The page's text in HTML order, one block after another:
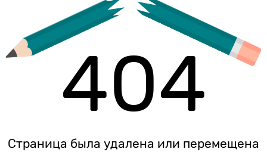
404
Страница была удалена или перемещена